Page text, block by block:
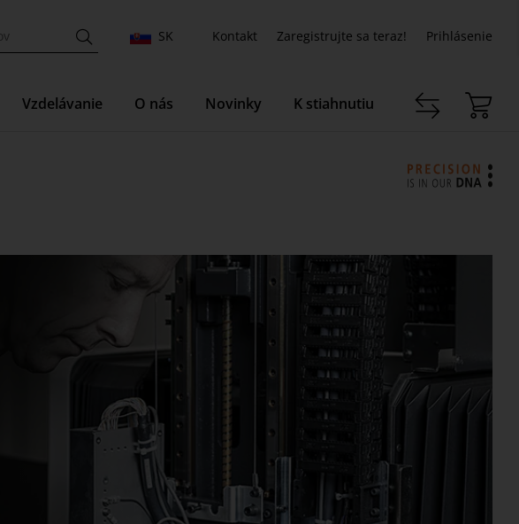
SK Kontakt Zaregistrujte sa teraz! Prihlásenie
Vzdelávanie O nás Novinky K stiahnutiu